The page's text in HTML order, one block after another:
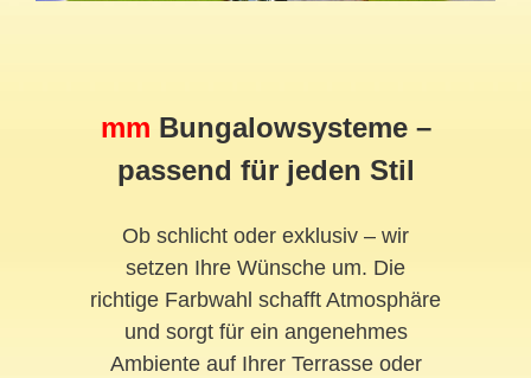
mm Bungalowsysteme –
passend für jeden Stil
Ob schlicht oder exklusiv – wir
setzen Ihre Wünsche um. Die
richtige Farbwahl schafft Atmosphäre
und sorgt für ein angenehmes
Ambiente auf Ihrer Terrasse oder